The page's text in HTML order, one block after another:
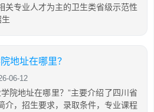
关专业人才为主的卫生类省级示范性
地址在哪里？
06-12
院地址在哪里？”主要介绍了四川省
介，招生要求，录取条件，专业课程